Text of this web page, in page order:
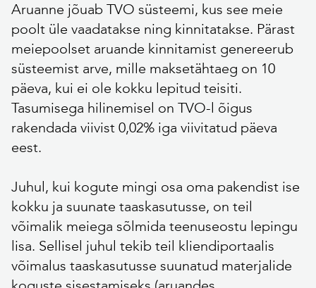
Aruanne jõuab TVO süsteemi, kus see meie
poolt üle vaadatakse ning kinnitatakse. Pärast
meiepoolset aruande kinnitamist genereerub
süsteemist arve, mille maksetähtaeg on 10
päeva, kui ei ole kokku lepitud teisiti.
Tasumisega hilinemisel on TVO-l õigus
rakendada viivist 0,02% iga viivitatud päeva
eest.
Juhul, kui kogute mingi osa oma pakendist ise
kokku ja suunate taaskasutusse, on teil
võimalik meiega sõlmida teenuseostu lepingu
lisa. Sellisel juhul tekib teil kliendiportaalis
võimalus taaskasutusse suunatud materjalide